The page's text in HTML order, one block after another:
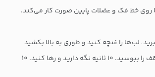
روی خط فک و عضلات پایین صورت کار می‌کند.
لب‌ها را غنچه کنید و طوری به بالا بکشید
انگار می‌خواهید سقف را ببوسید. ۱۰ ثانیه نگه دارید و رها کنید. ۱۰